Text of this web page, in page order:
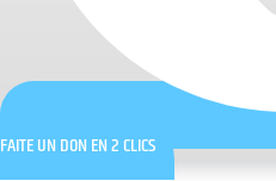
FAITE UN DON EN 2 CLICS